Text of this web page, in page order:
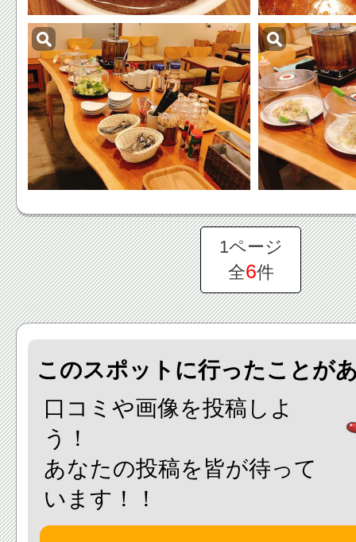
1ページ
全6件
このスポットに行ったことが
口コミや画像を投稿しよ
う！
あなたの投稿を皆が待って
います！！